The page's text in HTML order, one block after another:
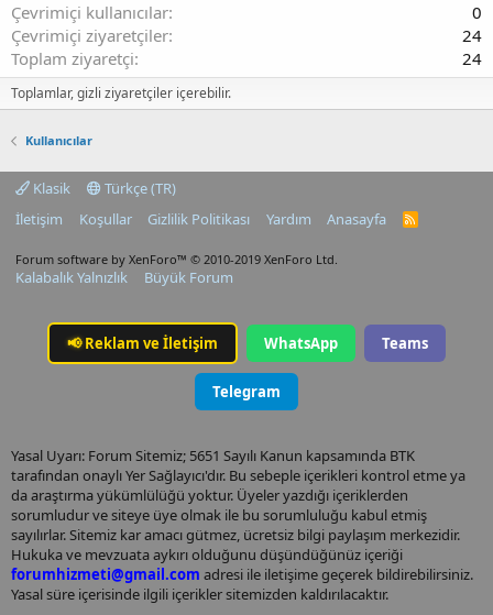
Çevrimiçi kullanıcılar
0
Çevrimiçi ziyaretçiler
24
Toplam ziyaretçi
24
Toplamlar, gizli ziyaretçiler içerebilir.
Kullanıcılar
Klasik
Türkçe (TR)
İletişim
Koşullar Gizlilik Politikası Yardım Anasayfa
R
Forum software by XenForo™ © 2010-2019 XenForo Ltd.
Kalabalık Yalnızlık Büyük Forum
📢Reklam ve İletişim WhatsApp Teams
Telegram
Yasal Uyarı: Forum Sitemiz; 5651 Sayılı Kanun kapsamında BTK
tarafından onaylı Yer Sağlayıcı'dır. Bu sebeple içerikleri kontrol etme ya
da araştırma yükümlülüğü yoktur. Üyeler yazdığı içeriklerden
sorumludur ve siteye üye olmak ile bu sorumluluğu kabul etmiş
sayılırlar. Sitemiz kar amacı gütmez, ücretsiz bilgi paylaşım merkezidir.
Hukuka ve mevzuata aykırı olduğunu düşündüğünüz içeriği
forumhizmeti@gmail.com adresi ile iletişime geçerek bildirebilirsiniz.
Yasal süre içerisinde ilgili içerikler sitemizden kaldırılacaktır.